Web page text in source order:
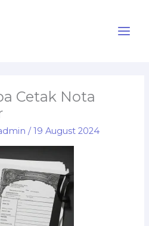
Cetak Nota
/19 August 2024